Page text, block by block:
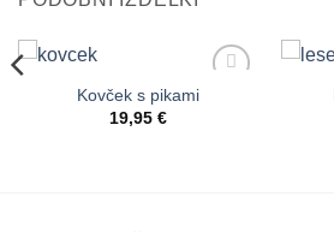
Kovček s pikami
19,95 €